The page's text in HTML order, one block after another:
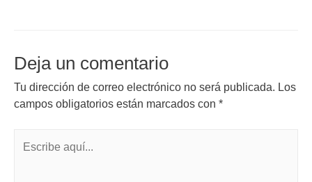
Deja un comentario
Tu dirección de correo electrónico no será publicada. Los
campos obligatorios están marcados con *